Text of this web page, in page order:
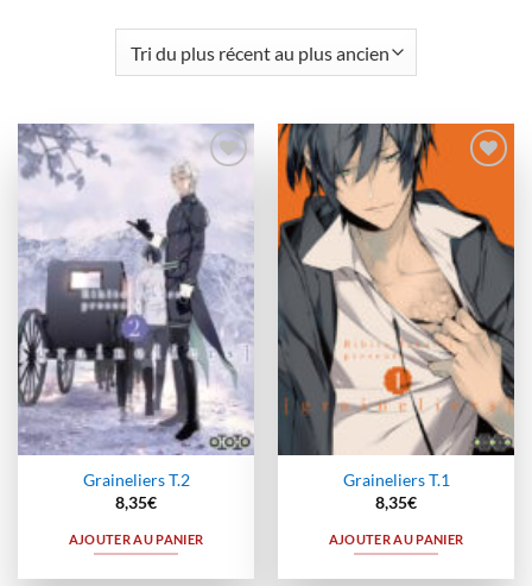
Ajouter
wishlist
Graineliers T.2
8,35€
AJOUTER AU PANIER
wishlist
Graineliers T.1
8,35€
AJOUTER AU PANIER